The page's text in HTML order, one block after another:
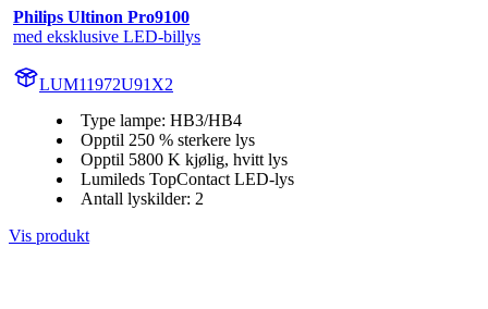
Philips Ultinon Pro9100
med eksklusive LED-billys
LUM11972U91X2
Type lampe: HB3/HB4
Opptil 250 % sterkere lys
Opptil 5800 K kjølig, hvitt lys
Lumileds TopContact LED-lys
Antall lyskilder: 2
Vis produkt